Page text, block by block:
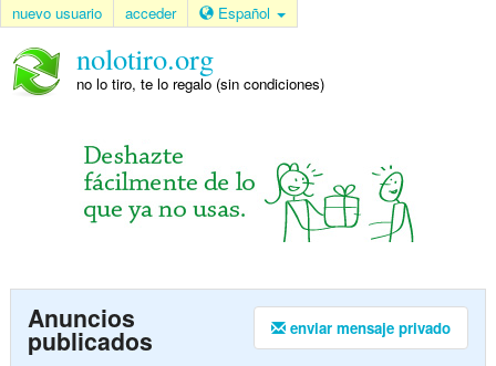
nuevo usuario acceder Español
nolotiro.org
no lo tiro, te lo regalo (sin condiciones)
enviar mensaje privado
Anuncios
publicados